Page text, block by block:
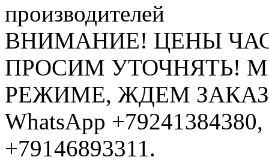
производителей
ВНИМАНИЕ! ЦЕНЫ
ПРОСИМ УТОЧНЯТЬ!
РЕЖИМЕ, ЖДЕМ ЗАКАЗЫ:
WhatsApp
+79146893311.